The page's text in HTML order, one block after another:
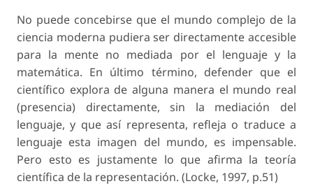
No puede concebirse que el mundo complejo de la
ciencia moderna pudiera ser directamente accesible
para la mente no mediada por el lenguaje y la
matemática. En último término, defender que el
científico explora de alguna manera el mundo real
(presencia) directamente, sin la mediación del
lenguaje, y que así representa, refleja o traduce a
lenguaje esta imagen del mundo, es impensable.
Pero esto es justamente lo que afirma la teoría
científica de la representación. (Locke, 1997, p.51)